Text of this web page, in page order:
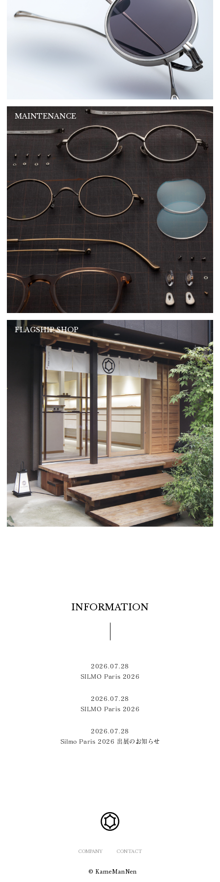
MAINTENANCE
FLAGSHIP SHOP
INFORMATION
2026.07.28
SILMO Paris 2026
2026.07.28
SILMO Paris 2026
2026.07.28
Silmo Paris 2026 出展のお知らせ
COMPANY CONTACT
© KameManNen